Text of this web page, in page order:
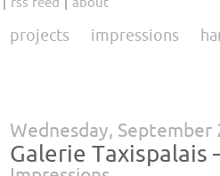
projects impressions
Wednesday, September
Galerie Taxispalais